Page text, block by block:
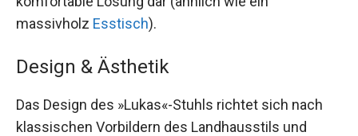
massivholz Esstisch).
Design & Ästhetik
Das Design des »Lukas«-Stuhls richtet sich nach
klassischen Vorbildern des Landhausstils und